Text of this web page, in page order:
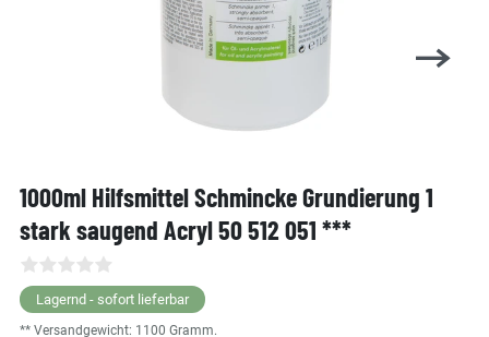
1000ml Hilfsmittel Schmincke Grundierung 1
stark saugend Acryl 50 512 051 ***
Lagernd - sofort lieferbar
** Versandgewicht: 1100 Gramm.